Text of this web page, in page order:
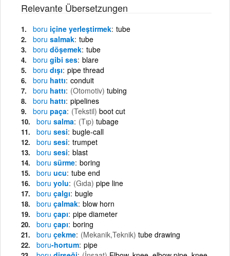
Relevante Übersetzungen
boru içine yerleştirmek tube
boru salmak tube
boru döşemek tube
boru gibi ses blare
boru dışı pipe thread
boru hattı conduit
boru hattı (Otomotiv) tubing
boru hattı pipelines
boru paça (Tekstil) boot cut
boru salma (Tıp) tubage
boru sesi bugle-call
boru sesi trumpet
boru sesi blast
boru sürme boring
boru ucu tube end
boru yolu (Gıda) pipe line
boru çalgı bugle
boru çalmak blow horn
boru çapı pipe diameter
boru çapı boring
boru çekme (Mekanik,Teknik) tube drawing
boru-hortum pipe